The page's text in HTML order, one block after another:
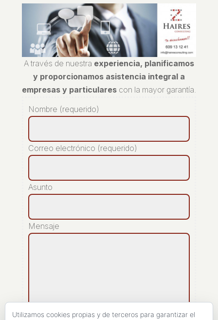
A través de nuestra experiencia, planificamos
y proporcionamos asistencia integral a
empresas y particularescon la mayor garantía.
Nombre (requerido)
Correo electrónico (requerido)
Asunto
Mensaje
Utilizamos cookies propias y de terceros para garantizar el